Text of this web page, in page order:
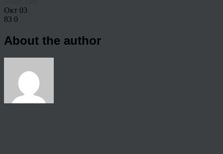
Окт 03
83 0
About the author